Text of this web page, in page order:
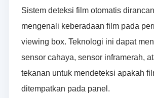
Sistem deteksi film otomatis
mengenali keberadaan film pada
viewing box. Teknologi ini dapat
sensor cahaya, sensor inframerah,
tekanan untuk mendeteksi apakah
ditempatkan pada panel.